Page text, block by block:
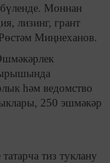
Моннан
лизинг, грант
Миңнеханов.
һәм ведомство
250 эшмәкәр
тиз туклану